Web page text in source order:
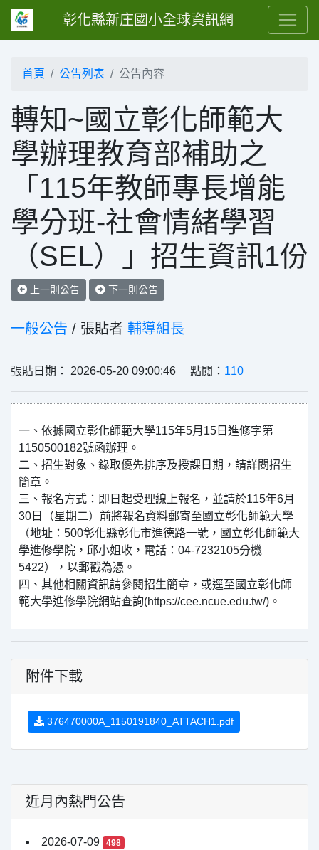
彰化縣新庄國小全球資訊網
首頁 公告列表 公告內容
轉知~國立彰化師範大
學辦理教育部補助之
「115年教師專長增能
學分班-社會情緒學習
（SEL）」招生資訊1份
上一則公告 下一則公告
一般公告 / 張貼者 輔導組長
張貼日期： 2026-05-20 09:00:46 點閱： 110
一、依據國立彰化師範大學115年5月15日進修字第
1150500182號函辦理。
二、招生對象、錄取優先排序及授課日期，請詳閱招生
簡章。
三、報名方式：即日起受理線上報名，並請於115年6月
30日（星期二）前將報名資料郵寄至國立彰化師範大學
（地址：500彰化縣彰化市進德路一號，國立彰化師範大
學進修學院，邱小姐收，電話：04-7232105分機
5422），以郵戳為憑。
四、其他相關資訊請參閱招生簡章，或逕至國立彰化師
範大學進修學院網站查詢(https://cee.ncue.edu.tw/)。
附件下載
376470000A_1150191840_ATTACH1.pdf
近月內熱門公告
2026-07-09 498